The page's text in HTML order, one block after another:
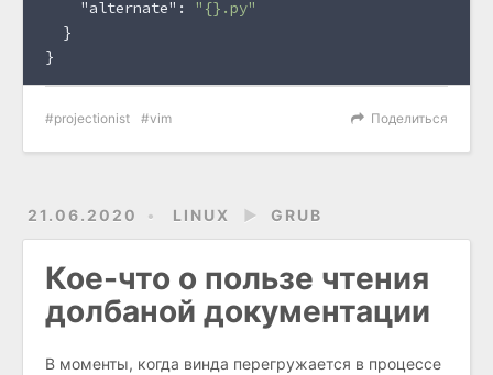
"alternate" :
"{}.py"
}
}
Поделиться
projectionist vim
21.06.2020 LINUX ► GRUB
Кое-что о пользе чтения
долбаной документации
В моменты, когда винда перегружается в процессе